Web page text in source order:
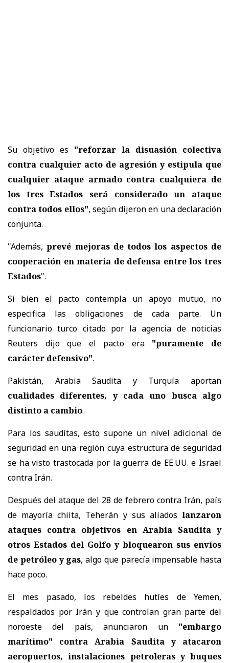
Su objetivo es "reforzar la disuasión colectiva
contra cualquier acto de agresión y estipula que
cualquier ataque armado contra cualquiera de
los tres Estados será considerado un ataque
contra todos ellos", según dijeron en una declaración
conjunta.
"Además,prevé mejoras de todos los aspectos de
cooperación en materia de defensa entre los tres
Estados".
Si bien el pacto contempla un apoyo mutuo, no
especifica las obligaciones de cada parte. Un
funcionario turco citado por la agencia de noticias
Reuters dijo que el pacto era "puramente de
carácter defensivo".
Pakistán, Arabia Saudita y Turquía aportan
cualidades diferentes, y cada uno busca algo
distinto a cambio.
Para los sauditas, esto supone un nivel adicional de
seguridad en una región cuya estructura de seguridad
se ha visto trastocada por la guerra de EE.UU. e Israel
contra Irán.
Después del ataque del 28 de febrero contra Irán, país
de mayoría chiita, Teherán y sus aliados lanzaron
ataques contra objetivos en Arabia Saudita y
otros Estados del Golfo y bloquearon sus envíos
de petróleo y gas, algo que parecía impensable hasta
hace poco.
El mes pasado, los rebeldes hutíes de Yemen,
respaldados por Irán y que controlan gran parte del
noroeste del país, anunciaron un"embargo
marítimo" contra Arabia Saudita y atacaron
aeropuertos, instalaciones petroleras y buques